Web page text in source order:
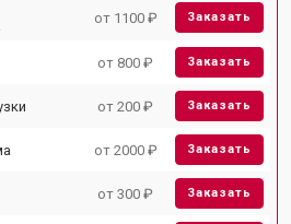
от 1100 ₽ Заказать
от 800 ₽ Заказать
от 200 ₽ Заказать
от 2000 ₽ Заказать
от 300 ₽ Заказать